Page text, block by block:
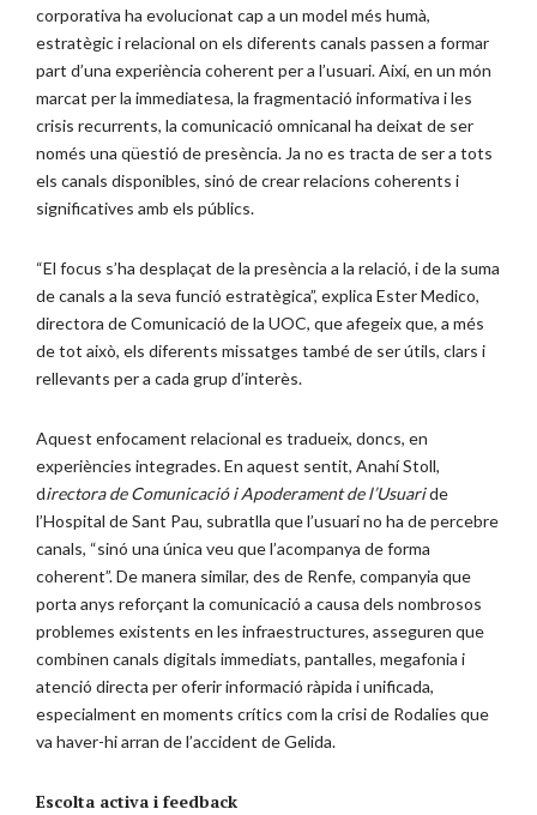
corporativa ha evolucionat cap a un model més humà,
estratègic i relacional on els diferents canals passen a formar
part d’una experiència coherent per a l’usuari. Així, en un món
marcat per la immediatesa, la fragmentació informativa i les
crisis recurrents, la comunicació omnicanal ha deixat de ser
només una qüestió de presència. Ja no es tracta de ser a tots
els canals disponibles, sinó de crear relacions coherents i
significatives amb els públics.
“El focus s’ha desplaçat de la presència a la relació, i de la suma
de canals a la seva funció estratègica”, explica Ester Medico,
directora de Comunicació de la UOC, que afegeix que, a més
de tot això, els diferents missatges també de ser útils, clars i
rellevants per a cada grup d’interès.
Aquest enfocament relacional es tradueix, doncs, en
experiències integrades. En aquest sentit, Anahí Stoll,
directora de Comunicació i Apoderament de l’Usuaride
l’Hospital de Sant Pau, subratlla que l’usuari no ha de percebre
canals, “sinó una única veu que l’acompanya de forma
coherent”. De manera similar, des de Renfe, companyia que
porta anys reforçant la comunicació a causa dels nombrosos
problemes existents en les infraestructures, asseguren que
combinen canals digitals immediats, pantalles, megafonia i
atenció directa per oferir informació ràpida i unificada,
especialment en moments crítics com la crisi de Rodalies que
va haver-hi arran de l’accident de Gelida.
Escolta activa i feedback